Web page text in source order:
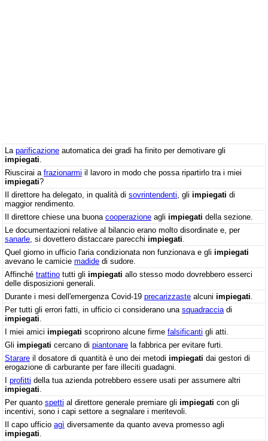
La parificazione automatica dei gradi ha finito per demotivare gli
impiegati
Riuscirai a frazionarmi il lavoro in modo che possa ripartirlo tra i miei
impiegati?
Il direttore ha delegato, in qualità di sovrintendenti , gli impiegati di
maggior rendimento.
Il direttore chiese una buona cooperazione agli impiegati della sezione.
Le documentazioni relative al bilancio erano molto disordinate e, per
sanarle , si dovettero distaccare parecchi impiegati
Quel giorno in ufficio l'aria condizionata non funzionava e gli impiegati
avevano le camicie madide di sudore.
Affinché trattino tutti gli impiegati allo stesso modo dovrebbero esserci
delle disposizioni generali.
Durante i mesi dell'emergenza Covid-19 precarizzaste alcuni impiegati
Per tutti gli errori fatti, in ufficio ci considerano una squadraccia di
impiegati
I miei amici impiegati scoprirono alcune firme falsificanti gli atti.
Gli impiegati cercano di piantonare la fabbrica per evitare furti.
Starare il dosatore di quantità è uno dei metodi impiegati dai gestori di
erogazione di carburante per fare illeciti guadagni.
I profitti della tua azienda potrebbero essere usati per assumere altri
impiegati
Per quanto spetti al direttore generale premiare gli impiegati con gli
incentivi, sono i capi settore a segnalare i meritevoli.
Il capo ufficio agì diversamente da quanto aveva promesso agli
impiegati